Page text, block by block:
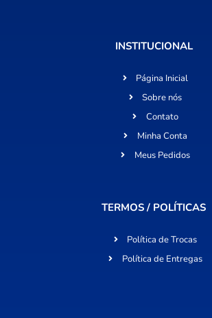
INSTITUCIONAL
Página Inicial
Sobre nós
Contato
Minha Conta
Meus Pedidos
TERMOS / POLÍTICAS
Política de Trocas
Política de Entregas